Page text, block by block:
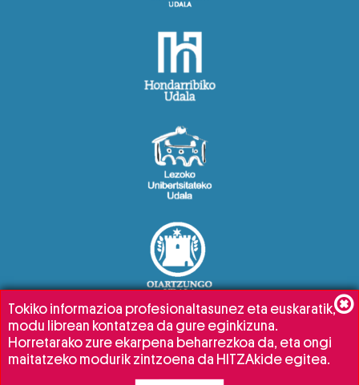
Tokiko informazioa profesionaltasunez eta euskaratik,
modu librean kontatzea da gure eginkizuna.
Horretarako zure ekarpena beharrezkoa da, eta ongi
maitatzeko modurik zintzoena da HITZAkide egitea.